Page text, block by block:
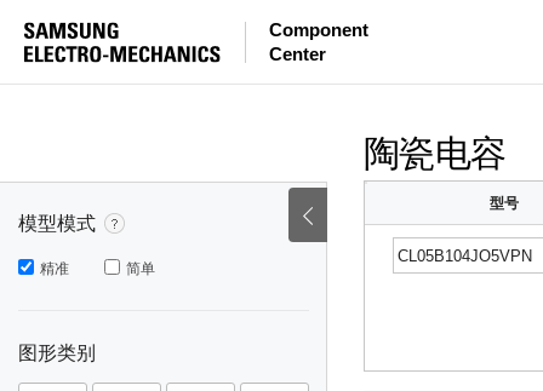
Component
Center
模型模式
精准 简单
图形类别
陶瓷电容
型号
~
~
~